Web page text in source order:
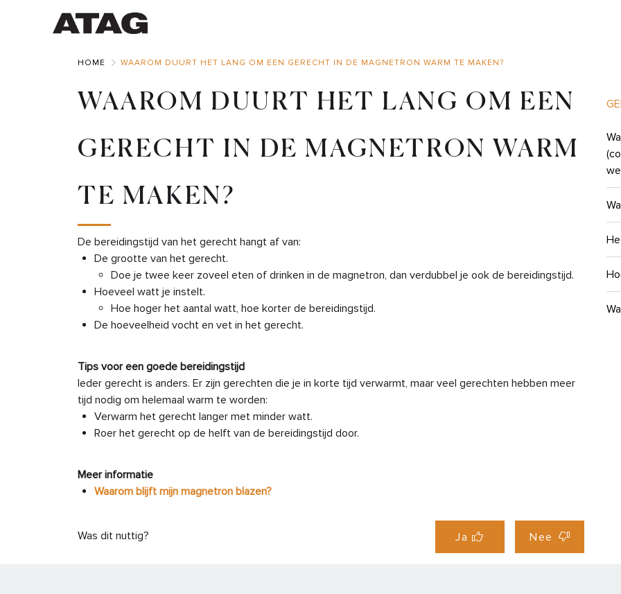
HOME WAAROM DUURT HET LANG OM EEN GERECHT IN DE MAGNETRON WARM TE MAKEN?
WAAROM DUURT HET LANG OM EEN
GERECHT IN DE MAGNETRON WARM
TE MAKEN?
De bereidingstijd van het gerecht hangt af van:
De grootte van het gerecht.
Doe je twee keer zoveel eten of drinken in de magnetron, dan verdubbel je ook de bereidingstijd.
Hoeveel watt je instelt.
Hoe hoger het aantal watt, hoe korter de bereidingstijd.
De hoeveelheid vocht en vet in het gerecht.
Tips voor een goede bereidingstijd
Ieder gerecht is anders. Er zijn gerechten die je in korte tijd verwarmt, maar veel gerechten hebben meer
tijd nodig om helemaal warm te worden:
Verwarm het gerecht langer met minder watt.
Roer het gerecht op de helft van de bereidingstijd door.
Meer informatie
Waarom blijft mijn magnetron blazen?
Was dit nuttig? Ja Nee